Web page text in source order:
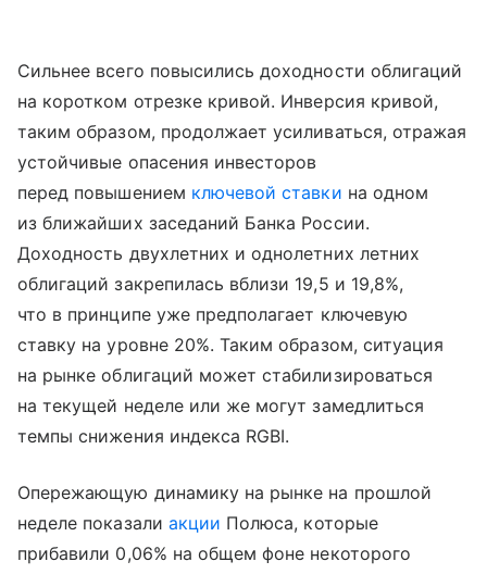
Сильнее всего повысились доходности облигаций
на коротком отрезке кривой. Инверсия кривой,
таким образом, продолжает усиливаться, отражая
устойчивые опасения инвесторов
перед повышением ключевой ставки на одном
из ближайших заседаний Банка России.
Доходность двухлетних и однолетних летних
облигаций закрепилась вблизи 19,5 и 19,8%,
что в принципе уже предполагает ключевую
ставку на уровне 20%. Таким образом, ситуация
на рынке облигаций может стабилизироваться
на текущей неделе или же могут замедлиться
темпы снижения индекса RGBI.
Опережающую динамику на рынке на прошлой
неделе показали акции Полюса, которые
прибавили 0,06% на общем фоне некоторого